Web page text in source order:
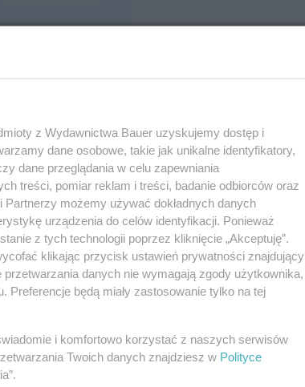
wiekowych 18-34
subskrypcji,
zł. Z kolei osoby
50-100 zł
wygodę tego
serwisów
co czyni je
jak Spotify i Apple
nich aż 65%
z Wydawnictwa Bauer uzyskujemy dostęp i
dane osobowe, takie jak unikalne identyfikatory,
dane przeglądania w celu zapewniania
treści, pomiar reklam i treści, badanie odbiorców oraz
możemy używać dokładnych danych
urządzenia do celów identyfikacji. Ponieważ
z tych technologii poprzez kliknięcie „Akceptuję”.
klikając przycisk ustawień prywatności znajdujący
przetwarzania danych nie wymagają zgody użytkownika,
będą miały zastosowanie tylko na tej
i komfortowo korzystać z naszych serwisów
Twoich danych znajdziesz w Polityce